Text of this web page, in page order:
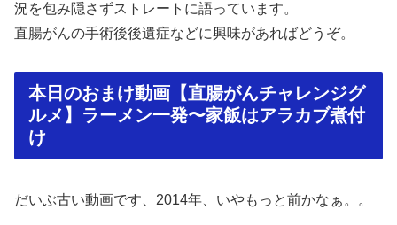
況を包み隠さずストレートに語っています。
直腸がんの手術後後遺症などに興味があればどうぞ。
本日のおまけ動画【直腸がんチャレンジグ
ルメ】ラーメン一発〜家飯はアラカブ煮付
け
だいぶ古い動画です、2014年、いやもっと前かなぁ。。